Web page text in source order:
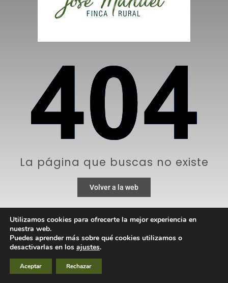
La página que buscas no existe
Volver a la web
Utilizamos cookies para ofrecerte la mejor experiencia en
nuestra web.
Puedes aprender más sobre qué cookies utilizamos o
desactivarlas en los ajustes.
Aceptar Rechazar